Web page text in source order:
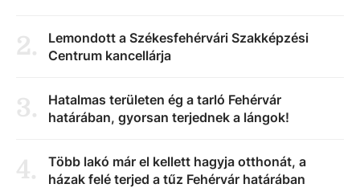
2.
Lemondott a Székesfehérvári Szakképzési
Centrum kancellárja
3.
Hatalmas területen ég a tarló Fehérvár
határában, gyorsan terjednek a lángok!
4.
Több lakó már el kellett hagyja otthonát, a
házak felé terjed a tűz Fehérvár határában